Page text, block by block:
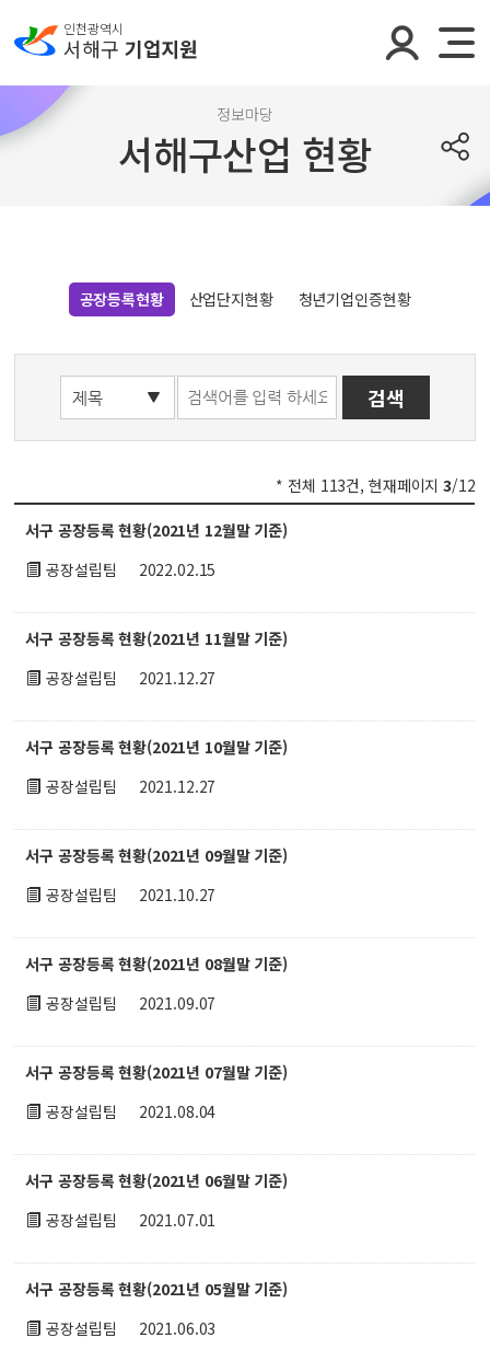
인천광역시
서해구 기업지원
정보마당
서해구산업 현황
공장등록현황 산업단지현황 청년기업인증현황
* 전체 113건, 현재페이지3/12
서구 공장등록 현황(2021년 12월말 기준)
공장설립팀
2022.02.15
서구 공장등록 현황(2021년 11월말 기준)
공장설립팀
2021.12.27
서구 공장등록 현황(2021년 10월말 기준)
공장설립팀
2021.12.27
서구 공장등록 현황(2021년 09월말 기준)
공장설립팀
2021.10.27
서구 공장등록 현황(2021년 08월말 기준)
공장설립팀
2021.09.07
서구 공장등록 현황(2021년 07월말 기준)
공장설립팀
2021.08.04
서구 공장등록 현황(2021년 06월말 기준)
공장설립팀
2021.07.01
서구 공장등록 현황(2021년 05월말 기준)
공장설립팀
2021.06.03